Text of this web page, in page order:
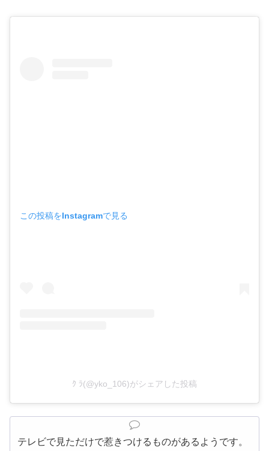
この投稿をInstagramで見る
ｸ ﾗ(@yko_106)がシェアした投稿
テレビで見ただけで惹きつけるものがあるようです。